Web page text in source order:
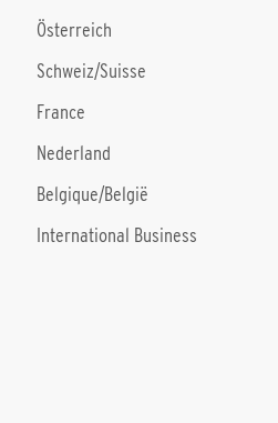
Österreich
Schweiz/Suisse
France
Nederland
Belgique/België
International Business